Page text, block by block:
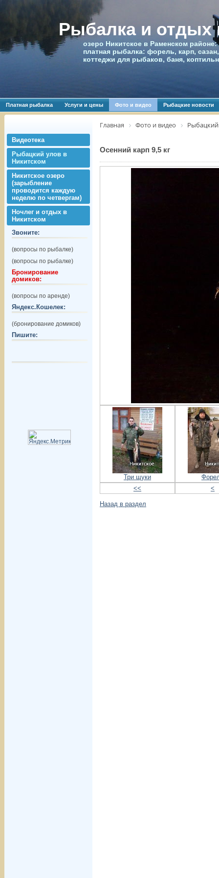
Рыбалка и отдых
озеро Никитское в Раменском
платная рыбалка: форель, карп,
коттеджи для рыбаков, баня,
Платная рыбалка Услуги и цены Фото и видео Рыбацкие новости
Видеотека
Рыбацкий улов в
Никитском
Никитское озеро
(зарыбление
проводится каждую
неделю по четвергам)
Ночлег и отдых в
Никитском
Звоните:
(вопросы по рыбалке)
(вопросы по рыбалке)
Бронирование
домиков:
(вопросы по аренде)
Яндекс.Кошелек:
(бронирование домиков)
Пишите:
Главная Фото и видео
Осенний карп 9,5 кг
Три щуки
<<
<
Назад в раздел